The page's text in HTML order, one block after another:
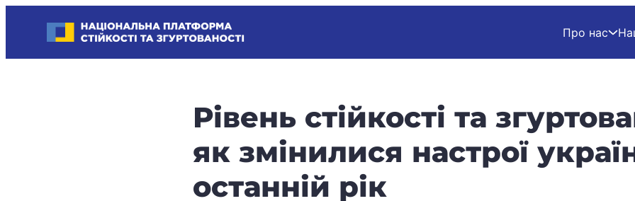
content
Національна платформа стійкості та згуртованості Про нас
Рівень стійкості та
як змінилися настрої
останній рік